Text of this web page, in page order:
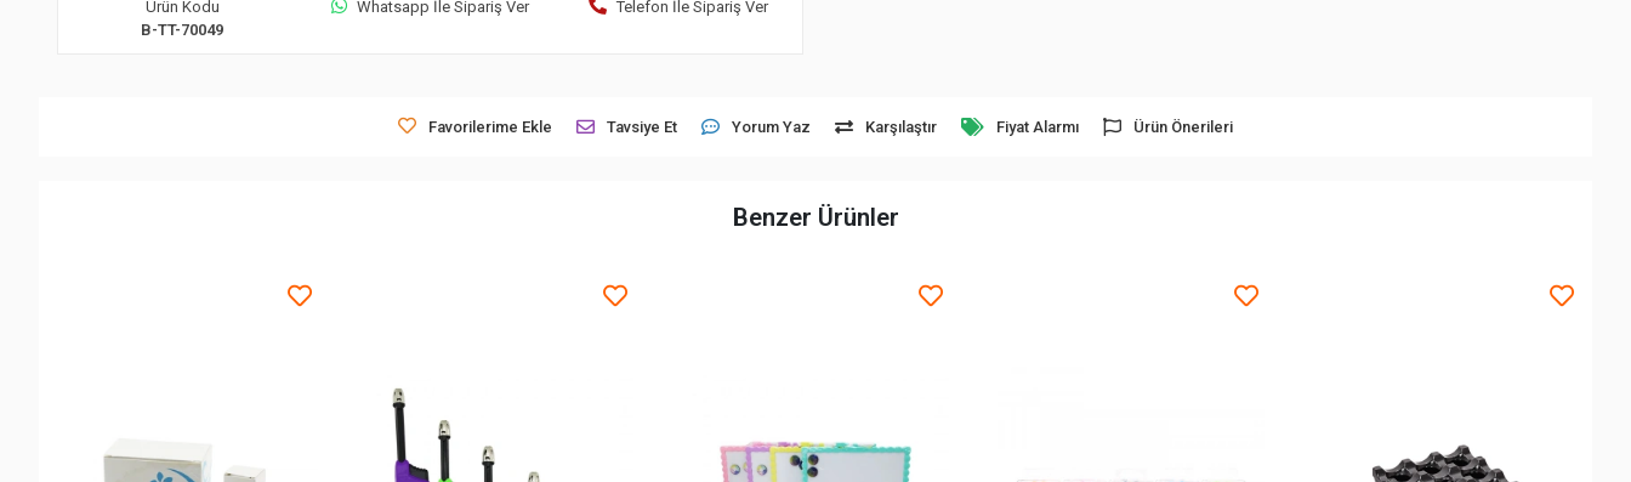
Ürün Kodu
B-TT-70049
Whatsapp İle Sipariş Ver Telefon İle Sipariş Ver
Favorilerime Ekle Tavsiye Et Yorum Yaz Karşılaştır Fiyat Alarmı Ürün Önerileri
Benzer Ürünler